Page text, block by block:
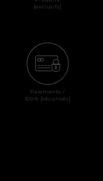
[exclusifs]
Paiements /
100% [sécurisés]